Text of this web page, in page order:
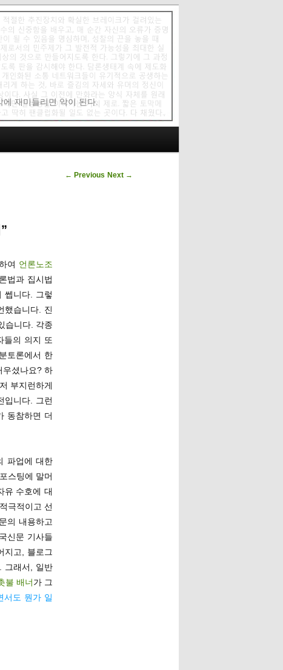
재미들리면 악이 된다.
Post navigation
← Previous Next →
여 언론노조
법과 집시법
쎕니다. 그렇
했습니다. 진
습니다. 각종
들의 의지 또
토론에서 한
우셨나요? 하
부지런하게
입니다. 그런
동참하면 더
파업에 대한
스팅에 말머
유 수호에 대
극적이고 선
의 내용하고
신문 기사들
지고, 블로그
그래서, 일반
불 배너가 그
서도 뭔가 일